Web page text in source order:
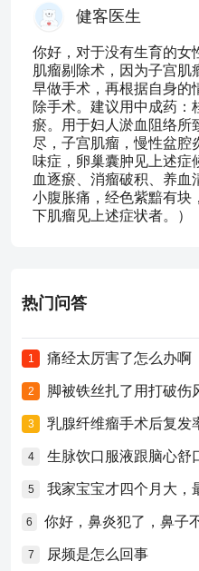
健客医生
你好，对于没有生育的女
肌瘤剔除术，因为子宫肌
早做手术，再根据自身的
除手术。建议用中成药：
瘀。用于妇人淤血阻络所
尽，子宫肌瘤，慢性盆腔
味症，卵巢囊肿见上述症
血逐瘀、消瘤破积、养血
小腹胀痛，经色紫黯有块
下肌瘤见上述症状者。）
热门问答
1 痛经太厉害了怎么办啊
2 脚被铁丝扎了用打破伤
3 乳腺纤维瘤手术后复发
4 生脉饮口服液跟脑心舒
5 我家宝宝才四个月大，
6
7 尿频是怎么回事